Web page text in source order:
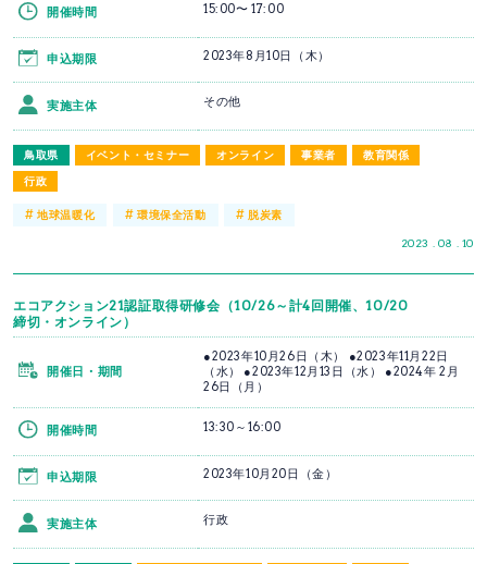
鳥取県 イベント・セミナー オンライン 事業者
教育関係
行政
2023 . 08 . 10
開催時間 15:00〜 17:00
申込期限 2023年8月10日（木）
実施主体 その他
#地球温暖化 # 環境保全活動 #脱炭素
エコアクション21認証取得研修会（10/26～計4回開催、10/20
締切・オンライン）
開催日・期間
●2023年10月26日（木） ●2023年11月22日
（水） ●2023年12月13日（水） ●2024年 2月
26日（月）
開催時間 13:30～16:00
申込期限 2023年10月20日（金）
実施主体 行政